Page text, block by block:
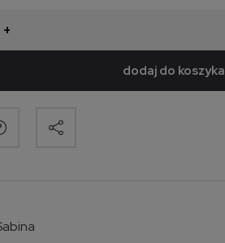
+
dodaj do koszyka